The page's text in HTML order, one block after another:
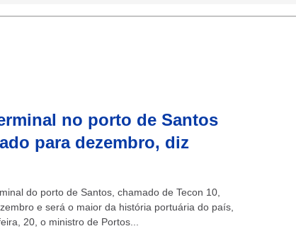
no porto de Santos
para dezembro, diz
do porto de Santos, chamado de Tecon 10,
e será o maior da história portuária do país,
20, o ministro de Portos...